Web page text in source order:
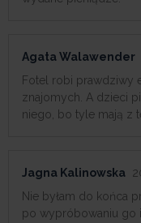
Agata Walawender
Fotel robi prawdziwy
znajomych. A dzieci
niego, bo tyle mają z
Jagna Kalinowska
Nie byłam do końca
po wypróbowaniu go